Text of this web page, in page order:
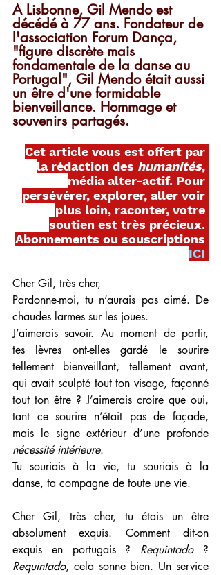
A Lisbonne, Gil Mendo est
décédé à 77 ans. Fondateur de
l'association Forum Dança,
"figure discrète mais
fondamentale de la danse au
Portugal", Gil Mendo était aussi
un être d'une formidable
bienveillance. Hommage et
souvenirs partagés.
Cet article vous est offert par
la rédaction des humanités,
média alter-actif. Pour
persévérer, explorer, aller voir
plus loin, raconter, votre
soutien est très précieux.
Abonnements ou souscriptions
ICI
Cher Gil, très cher,
Pardonne-moi, tu n’aurais pas aimé. De
chaudes larmes sur les joues.
J’aimerais savoir. Au moment de partir,
tes lèvres ont-elles gardé le sourire
tellement bienveillant, tellement avant,
qui avait sculpté tout ton visage, façonné
tout ton être ? J’aimerais croire que oui,
tant ce sourire n’était pas de façade,
nécessité intérieure.
Tu souriais à la vie, tu souriais à la
danse, ta compagne de toute une vie.
Cher Gil, très cher, tu étais un être
absolument exquis. Comment dit-on
exquis en portugais ? Requintado
Requintado, cela sonne bien. Un service